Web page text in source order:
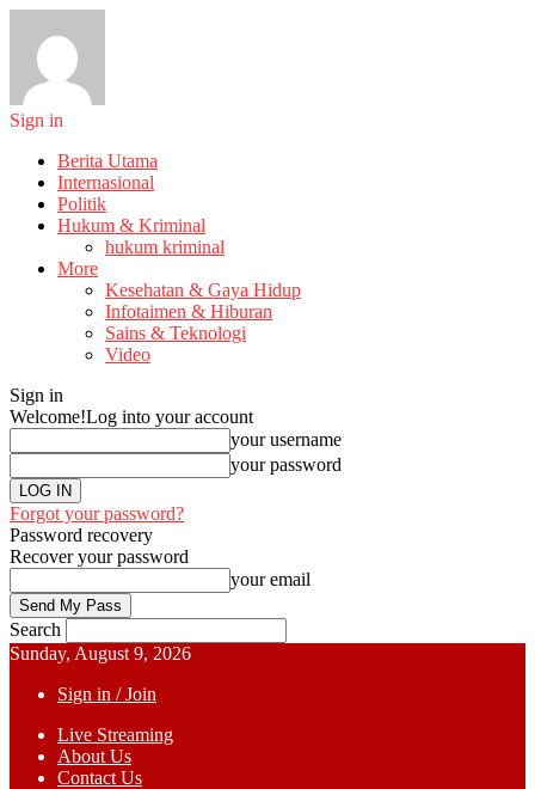
Sign in
Berita Utama
Internasional
Politik
Hukum & Kriminal
hukum kriminal
More
Kesehatan & Gaya Hidup
Infotaimen & Hiburan
Sains & Teknologi
Video
Sign in
Welcome!Log into your account
your username
your password
Forgot your password?
Password recovery
Recover your password
your email
Search
Sunday, August 9, 2026
Sign in / Join
Live Streaming
About Us
Contact Us